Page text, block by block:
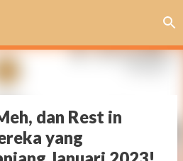
dan Rest in
yang